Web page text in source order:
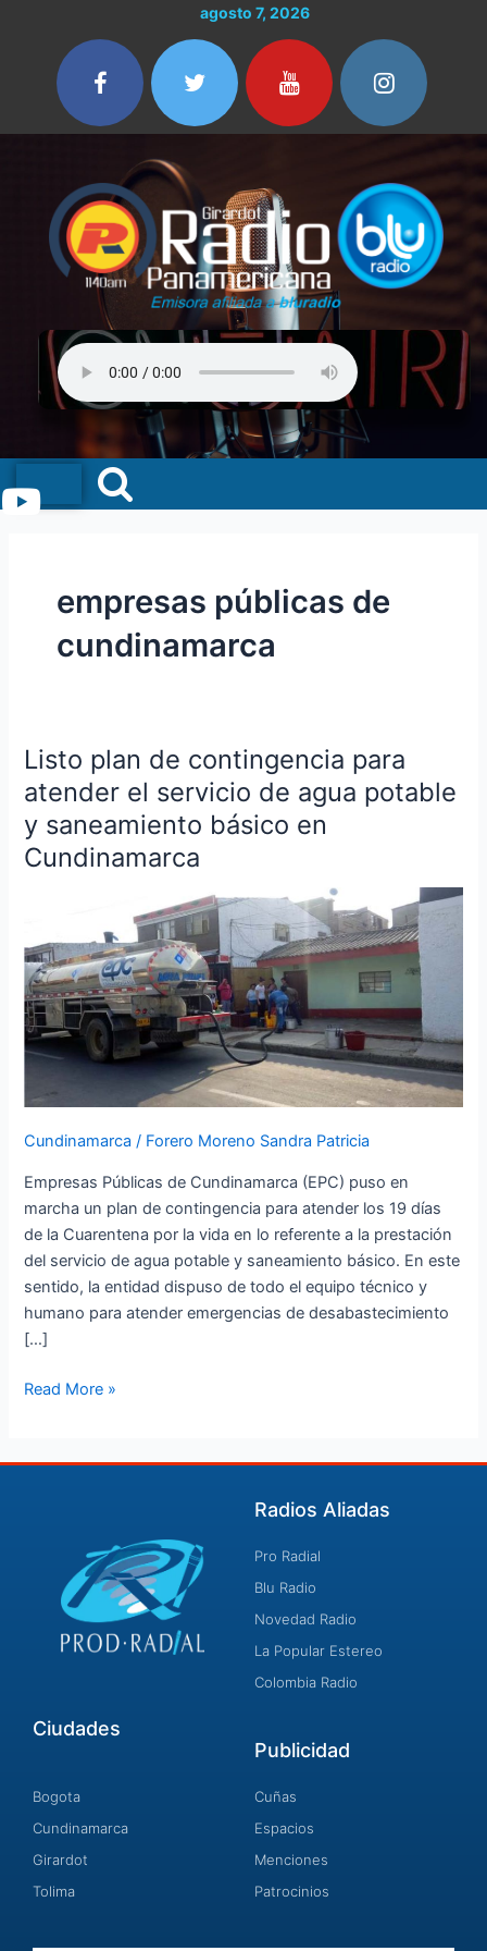
contenido
agosto 7, 2026
Menu
empresas públicas de
cundinamarca
Listo plan de contingencia para
atender el servicio de agua potable
y saneamiento básico en
Cundinamarca
Cundinamarca / Forero Moreno Sandra Patricia
Empresas Públicas de Cundinamarca (EPC) puso en
marcha un plan de contingencia para atender los 19 días
de la Cuarentena por la vida en lo referente a la prestación
del servicio de agua potable y saneamiento básico. En este
sentido, la entidad dispuso de todo el equipo técnico y
humano para atender emergencias de desabastecimiento
[…]
Listo
plan
de
contingencia
para
servicio
de
agua
potable
y
saneamiento
básico
Cundinamarca
Read More »
Radios Aliadas
Pro Radial
Blu Radio
Novedad Radio
La Popular Estereo
Colombia Radio
Ciudades
Bogota
Cundinamarca
Girardot
Tolima
Publicidad
Cuñas
Espacios
Menciones
Patrocinios